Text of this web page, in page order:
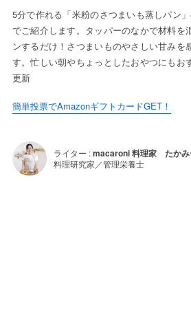
5分で作れる「米粉のさつまいも蒸しパン
でご紹介します。タッパーのなかで材料を
ンするだけ！さつまいものやさしい甘みを
す。忙しい朝やちょっとしたおやつにもお
更新
簡単投票でAmazonギフトカードGET！
ライター :macaroni 料理家 たかみ
料理研究家／管理栄養士